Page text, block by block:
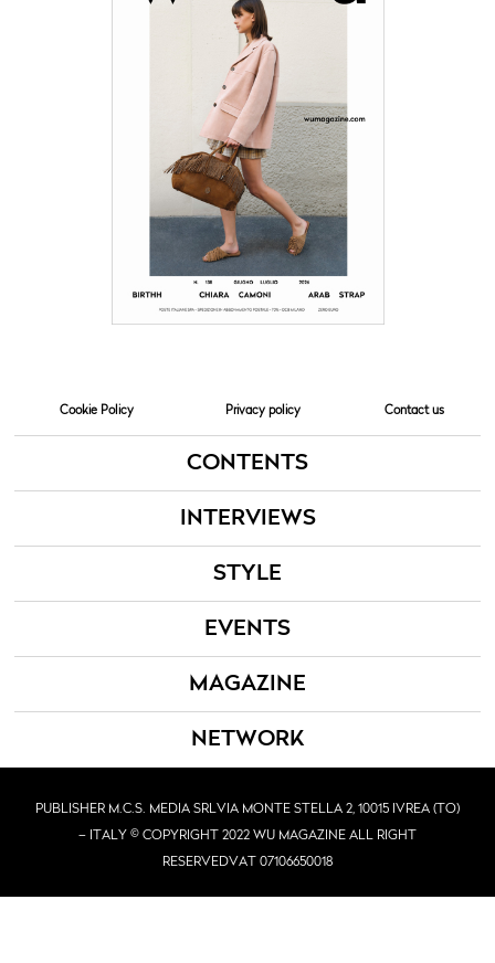
Cookie Policy Privacy policy Contact us
CONTENTS
INTERVIEWS
STYLE
EVENTS
MAGAZINE
NETWORK
PUBLISHER M.C.S. MEDIA SRL VIA MONTE STELLA 2, 10015 IVREA (TO)
– ITALY © COPYRIGHT 2022 WU MAGAZINE ALL RIGHT
RESERVEDVAT 07106650018